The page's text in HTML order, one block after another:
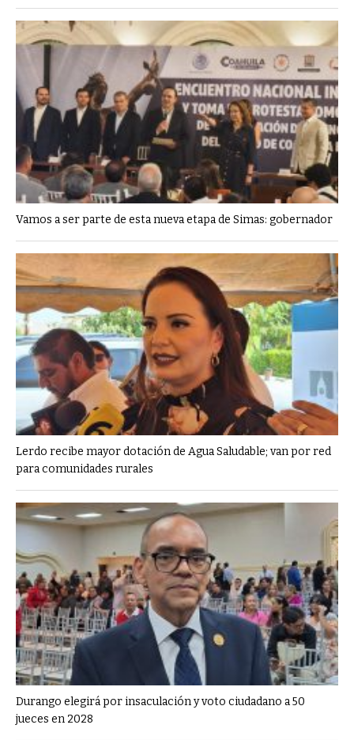
Vamos a ser parte de esta nueva etapa de Simas: gobernador
Lerdo recibe mayor dotación de Agua Saludable; van por red
para comunidades rurales
Durango elegirá por insaculación y voto ciudadano a 50
jueces en 2028